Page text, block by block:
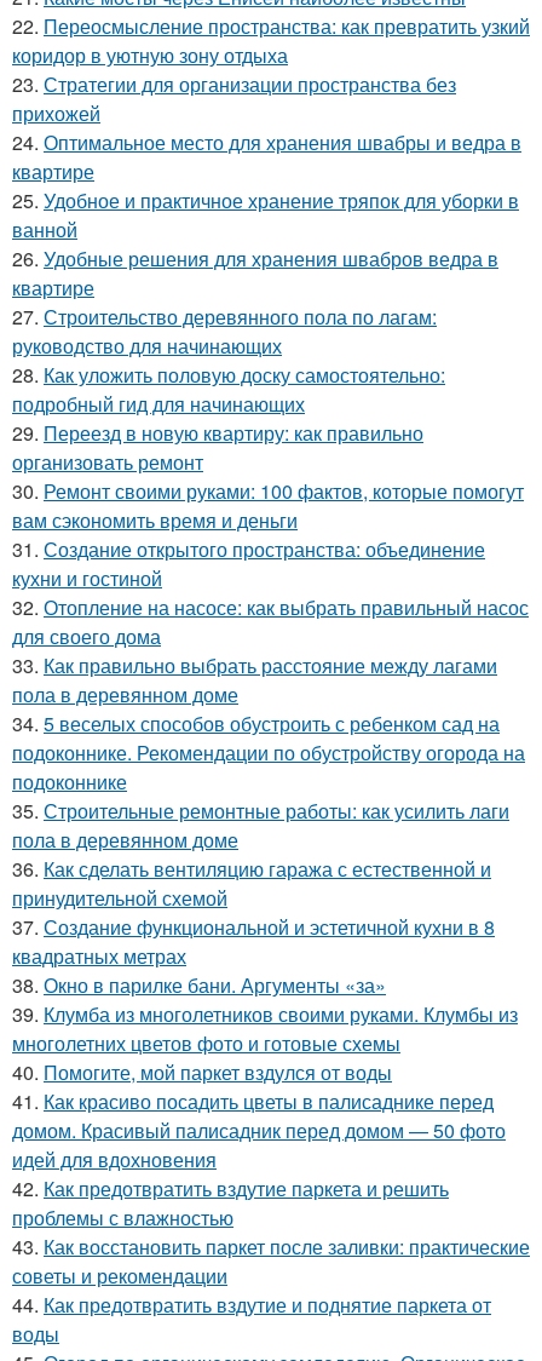
22. Переосмысление пространства: как превратить узкий
коридор в уютную зону отдыха
23. Стратегии для организации пространства без
прихожей
24. Оптимальное место для хранения швабры и ведра в
квартире
25. Удобное и практичное хранение тряпок для уборки в
ванной
26. Удобные решения для хранения швабров ведра в
квартире
27. Строительство деревянного пола по лагам:
руководство для начинающих
28. Как уложить половую доску самостоятельно:
подробный гид для начинающих
29. Переезд в новую квартиру: как правильно
организовать ремонт
30. Ремонт своими руками: 100 фактов, которые помогут
вам сэкономить время и деньги
31. Создание открытого пространства: объединение
кухни и гостиной
32. Отопление на насосе: как выбрать правильный насос
для своего дома
33. Как правильно выбрать расстояние между лагами
пола в деревянном доме
34. 5 веселых способов обустроить с ребенком сад на
подоконнике. Рекомендации по обустройству огорода на
подоконнике
35. Строительные ремонтные работы: как усилить лаги
пола в деревянном доме
36. Как сделать вентиляцию гаража с естественной и
принудительной схемой
37. Создание функциональной и эстетичной кухни в 8
квадратных метрах
38. Окно в парилке бани. Аргументы «за»
39. Клумба из многолетников своими руками. Клумбы из
многолетних цветов фото и готовые схемы
40. Помогите, мой паркет вздулся от воды
41. Как красиво посадить цветы в палисаднике перед
домом. Красивый палисадник перед домом — 50 фото
идей для вдохновения
42. Как предотвратить вздутие паркета и решить
проблемы с влажностью
43. Как восстановить паркет после заливки: практические
советы и рекомендации
44. Как предотвратить вздутие и поднятие паркета от
воды